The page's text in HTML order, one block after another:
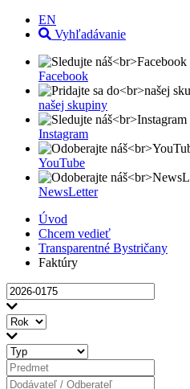
EN
Vyhľadávanie
Facebook
našej skupiny
Instagram
YouTube
NewsLetter
Úvod
Chcem vedieť
Transparentné Bystričany
Faktúry